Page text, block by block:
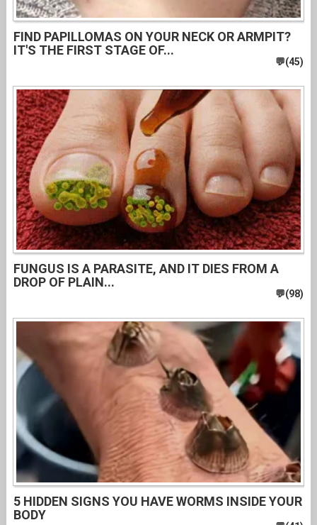
FIND PAPILLOMAS ON YOUR NECK OR ARMPIT?
IT'S THE FIRST STAGE OF...
FUNGUS IS A PARASITE, AND IT DIES FROM A
DROP OF PLAIN...
5 HIDDEN SIGNS YOU HAVE WORMS INSIDE YOUR
BODY